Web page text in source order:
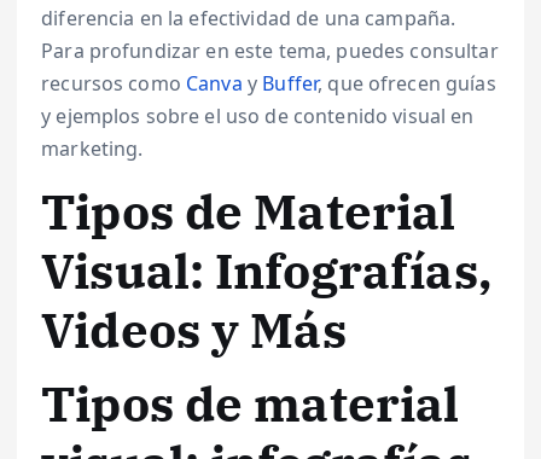
diferencia en la efectividad de una campaña.
Para profundizar en este tema, puedes consultar
recursos como Canva y Buffer, que ofrecen guías
y ejemplos sobre el uso de contenido visual en
marketing.
Tipos de Material
Visual: Infografías,
Videos y Más
Tipos de material